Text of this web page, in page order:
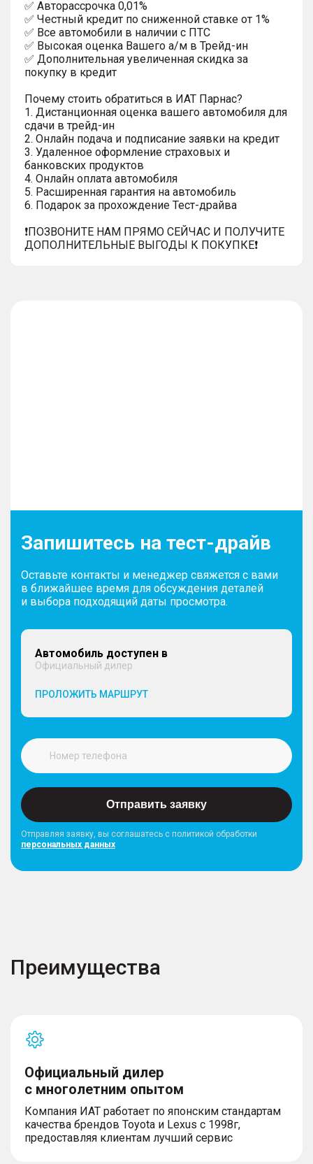
✅ Автopаcсpочка 0,01%
✅ Честный кредит по сниженной ставке от 1%
✅ Все автомобили в наличии с ПТС
✅ Высокая оценка Вашего а/м в Трейд-ин
✅ Дополнительная увеличенная скидка за
покупку в кредит
Почему стоить обратиться в ИАТ Парнас?
1. Дистанционная оценка вашего автомобиля для
сдачи в трейд-ин
2. Онлайн подача и подписание заявки на кредит
3. Удаленное оформление страховых и
банковских продуктов
4. Онлайн оплата автомобиля
5. Расширенная гарантия на автомобиль
6. Подарок за прохождение Тест-драйва
❗️ПОЗВОНИТЕ НАМ ПРЯМО СЕЙЧАС И ПОЛУЧИТЕ
ДОПОЛНИТЕЛЬНЫЕ ВЫГОДЫ К ПОКУПКЕ❗
Запишитесь на тест-драйв
Оставьте контакты и менеджер свяжется с вами
в ближайшее время для обсуждения деталей
и выбора подходящий даты просмотра.
Автомобиль доступен в
Официальный дилер
ПРОЛОЖИТЬ МАРШРУТ
Отправить заявку
Отправляя заявку, вы соглашатесь с политикой обработки
персональных данных
Преимущества
Официальный дилер
с многолетним опытом
Компания ИАТ работает по японским стандартам
качества брендов Toyota и Lexus с 1998г,
предоставляя клиентам лучший сервис